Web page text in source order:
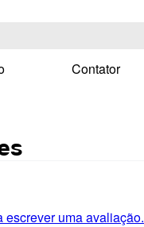
Contator
escrever uma avaliação.